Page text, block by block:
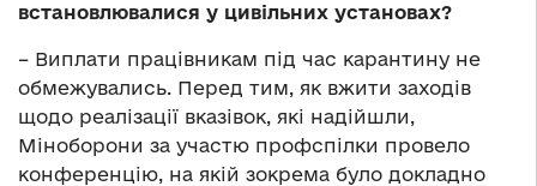
встановлювалися у цивільних установах?
– Виплати працівникам під час карантину не
обмежувались. Перед тим, як вжити заходів
щодо реалізації вказівок, які надійшли,
Міноборони за участю профспілки провело
конференцію, на якій зокрема було докладно